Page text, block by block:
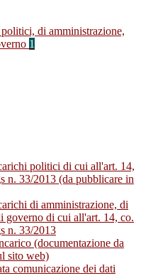
di amministrazione,
1
politici di cui all'art. 14,
n. 33/2013 (da pubblicare in
di amministrazione, di
governo di cui all'art. 14, co.
n. 33/2013
(documentazione da
sito web)
comunicazione dei dati